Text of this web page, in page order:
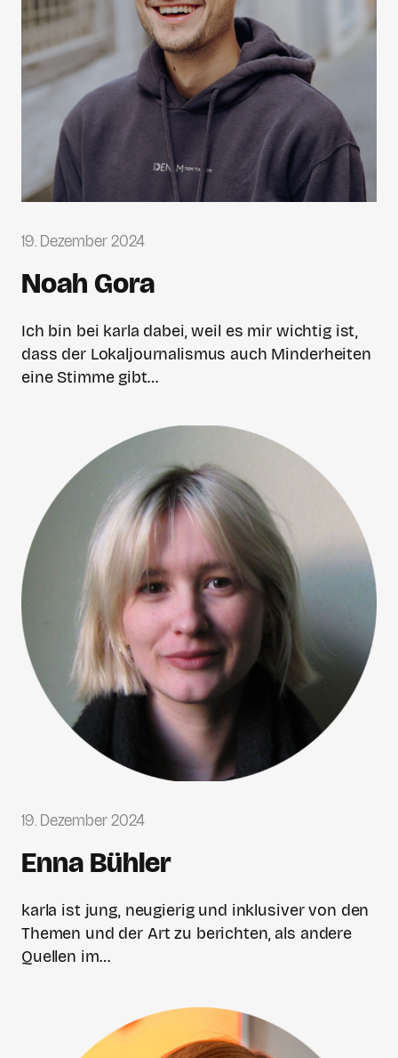
19. Dezember 2024
Noah Gora
Ich bin bei karla dabei, weil es mir wichtig ist,
dass der Lokaljournalismus auch Minderheiten
eine Stimme gibt…
19. Dezember 2024
Enna Bühler
karla ist jung, neugierig und inklusiver von den
Themen und der Art zu berichten, als andere
Quellen im…